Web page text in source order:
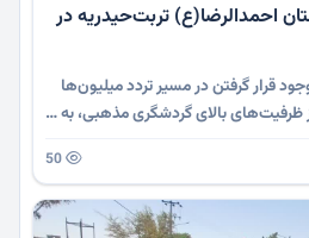
احمدالرضا(ع) تربت‌حیدریه در
قرار گرفتن در مسیر تردد میلیون‌ها
ظرفیت‌های بالای گردشگری مذهبی، به …